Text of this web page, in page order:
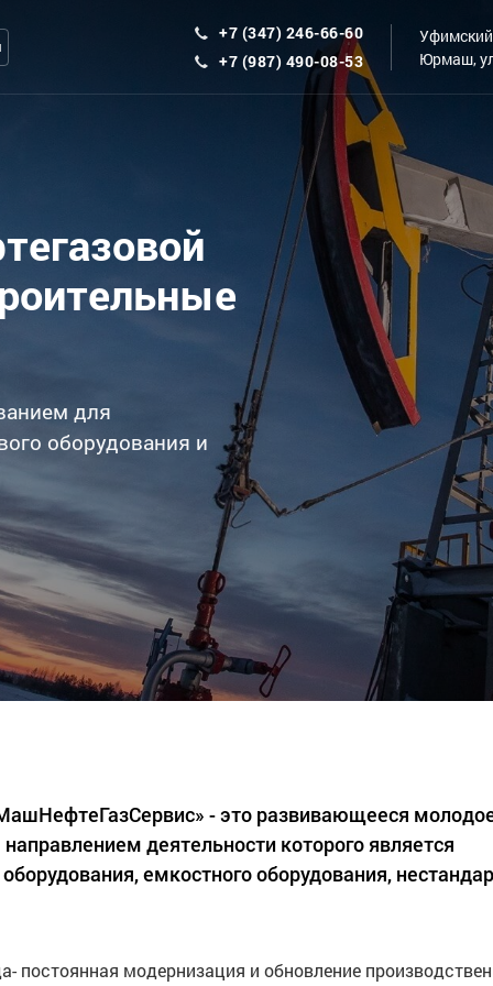
+7 (347) 246-66-60
+7 (987) 490-08-53
Уфимский
Юрмаш,
для
оборудования и
- это развивающееся
деятельности которого является
емкостного оборудования,
постоянная модернизация и обновление